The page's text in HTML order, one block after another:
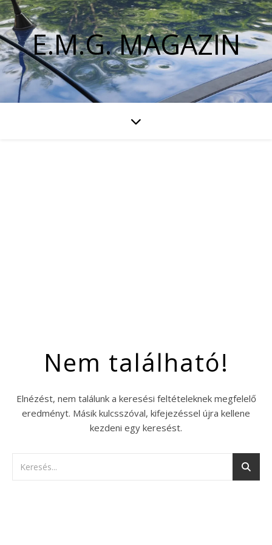
E.M.G. MAGAZIN
Nem található!
Elnézést, nem találunk a keresési feltételeknek megfelelő
eredményt. Másik kulcsszóval, kifejezéssel újra kellene
kezdeni egy keresést.